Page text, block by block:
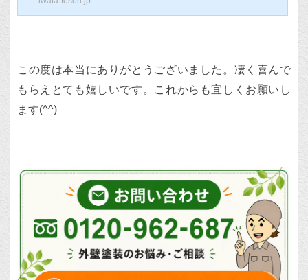
的に、基礎塗装をする塗装屋さんはほとん
『下塗り+上塗り2回』となっています。基
と...
この度は本当にありがとうございました。凄く喜んで
もらえとても嬉しいです。これからも宜しくお願いし
ます(^^)